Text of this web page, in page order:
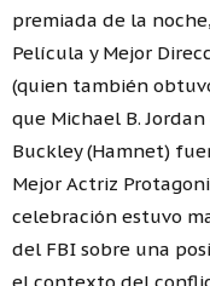
premiada de la
Película y Mejor
(quien también
que Michael B. Jordan
Buckley (Hamnet)
Mejor Actriz
celebración estuvo
del FBI sobre una